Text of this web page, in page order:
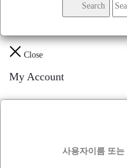
Search
Close
My Account
사용자이름 또